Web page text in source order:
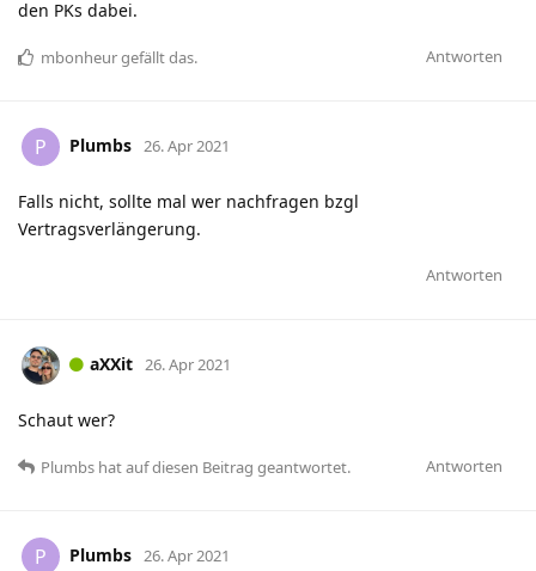
den PKs dabei.
Antworten
mbonheurgefällt das.
P Plumbs 26. Apr 2021
Falls nicht, sollte mal wer nachfragen bzgl
Vertragsverlängerung.
Antworten
aXXit 26. Apr 2021
Schaut wer?
Antworten
Plumbs hatauf diesen Beitrag geantwortet.
P Plumbs 26. Apr 2021